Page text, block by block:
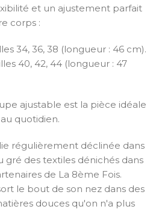
et un ajustement parfait
corps :
34, 36, 38 (longueur : 46 cm).
40, 42, 44 (longueur : 47
ajustable est la pièce idéale
quotidien.
régulièrement déclinée dans
gré des textiles dénichés dans
de La 8ème Fois.
le bout de son nez dans des
douces qu'on n'a plus